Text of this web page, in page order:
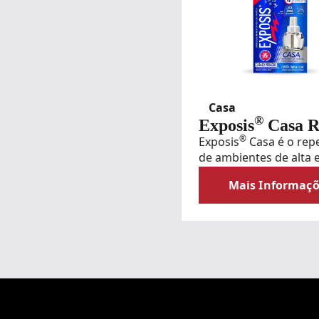
Casa
Exposis® Casa
Exposis® Casa é o
de ambientes de alta
Com potência
cada ambiente,
Mais